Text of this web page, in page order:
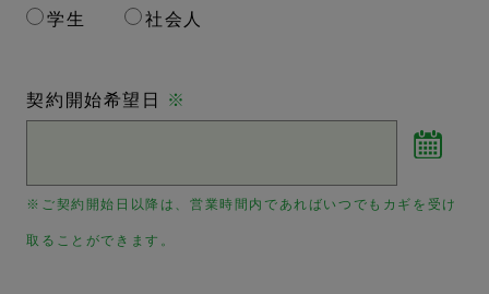
学生
社会人
契約開始希望日 ※
※ご契約開始日以降は、営業時間内であればいつでもカギを受け
取ることができます。